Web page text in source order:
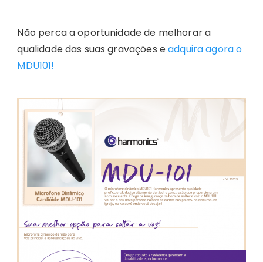
Não perca a oportunidade de melhorar a
qualidade das suas gravações eadquira agora o
MDU101!